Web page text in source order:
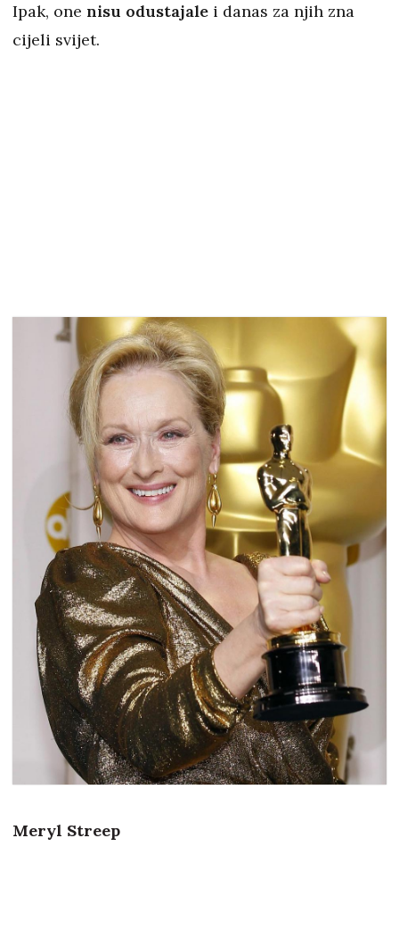
Ipak, one nisu odustajale i danas za njih zna
cijeli svijet.
Meryl Streep